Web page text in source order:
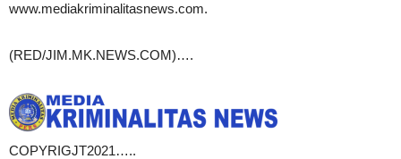
www.mediakriminalitasnews.com.
(RED/JIM.MK.NEWS.COM)….
COPYRIGJT2021…..